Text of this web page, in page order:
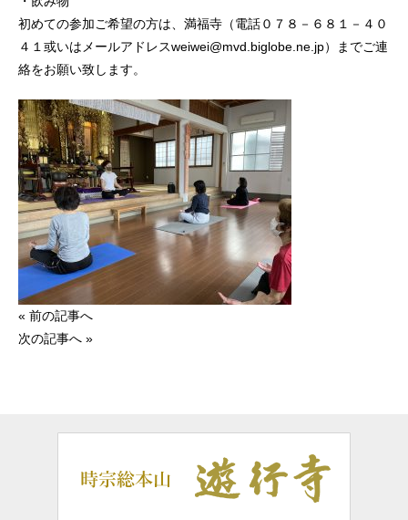
初めての参加ご希望の方は、満福寺（電話０７８－６８１－４０
４１或いはメールアドレスweiwei@mvd.biglobe.ne.jp）までご連
絡をお願い致します。
« 前の記事へ
次の記事へ »